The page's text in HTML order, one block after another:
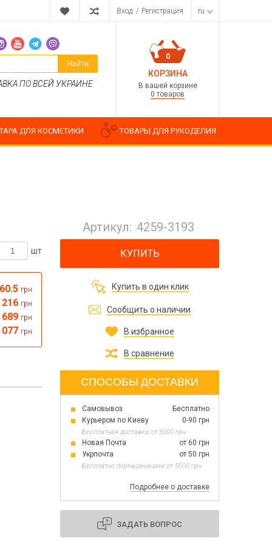
Вход / Регистрация ru
Найти
ПО ВСЕЙ УКРАИНЕ
0
КОРЗИНА
В вашей корзине
0 товаров
Косметические отдушки
Пищевые ароматизаторы
Все для изготовления духов
Все для аромасаше и аромадифузоров
Тара для косметики оптом
Базовые масла жидкие и баттеры оптом
Основы для скраба
Травы для мыла
Глина косметическая
1 октября День защитников и защитниц
Украины
ТАРА ДЛЯ КОСМЕТИКИ ТОВАРЫ ДЛЯ РУКОДЕЛИЯ
шт
60.5 грн
216 грн
689 грн
077 грн
Артикул: 4259-3193
КУПИТЬ
Купить в один клик
Сообщить о наличии
В избранное
В сравнение
СПОСОБЫ ДОСТАВКИ
Самовывоз
Бесплатно
Курьером по Киеву
0-90 грн
Бесплатная доставка от 3000 грн
Новая Почта
от 60 грн
Укрпочта
от 50 грн
Бесплатно перевозчиками от 5000 грн
Подробнее о доставке
ЗАДАТЬ ВОПРОС